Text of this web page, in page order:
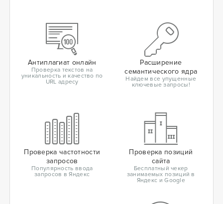
Антиплагиат онлайн
Проверка текстов на
уникальность и качество по
URL адресу
Расширение
семантического ядра
Найдем все упущенные
ключевые запросы!
Проверка частотности
запросов
Популярность ввода
запросов в Яндекс
Проверка позиций
сайта
Бесплатный чекер
занимаемых позиций в
Яндекс и Google